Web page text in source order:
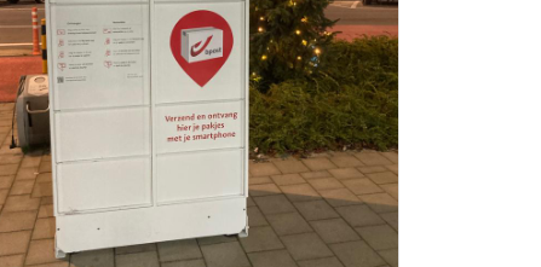
Kerstmarkt Unizo
20 december 2022
Lees meer